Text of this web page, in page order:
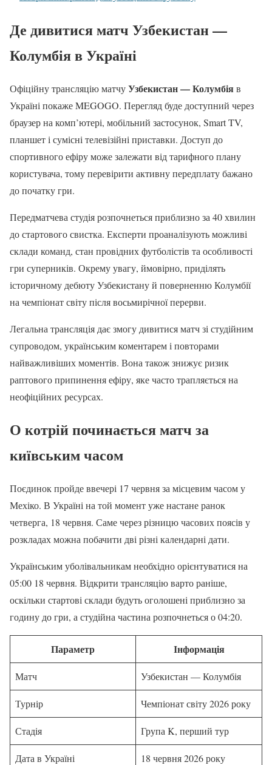
Де дивитися матч Узбекистан —
Колумбія в Україні
Офіційну трансляцію матчуУзбекистан — Колумбіяв
Україні покаже MEGOGO. Перегляд буде доступний через
браузер на комп’ютері, мобільний застосунок, Smart TV,
планшет і сумісні телевізійні приставки. Доступ до
спортивного ефіру може залежати від тарифного плану
користувача, тому перевірити активну передплату бажано
до початку гри.
Передматчева студія розпочнеться приблизно за 40 хвилин
до стартового свистка. Експерти проаналізують можливі
склади команд, стан провідних футболістів та особливості
гри суперників. Окрему увагу, ймовірно, приділять
історичному дебюту Узбекистану й поверненню Колумбії
на чемпіонат світу після восьмирічної перерви.
Легальна трансляція дає змогу дивитися матч зі студійним
супроводом, українським коментарем і повторами
найважливіших моментів. Вона також знижує ризик
раптового припинення ефіру, яке часто трапляється на
неофіційних ресурсах.
О котрій починається матч за
київським часом
Поєдинок пройде ввечері 17 червня за місцевим часом у
Мехіко. В Україні на той момент уже настане ранок
четверга, 18 червня. Саме через різницю часових поясів у
розкладах можна побачити дві різні календарні дати.
Українським уболівальникам необхідно орієнтуватися на
05:00 18 червня. Відкрити трансляцію варто раніше,
оскільки стартові склади будуть оголошені приблизно за
годину до гри, а студійна частина розпочнеться о 04:20.
Параметр Інформація
Матч Узбекистан — Колумбія
Турнір Чемпіонат світу 2026 року
Стадія Група K, перший тур
Дата в Україні 18 червня 2026 року